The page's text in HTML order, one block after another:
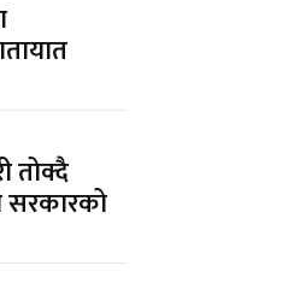
तोक्दै
सरकारको